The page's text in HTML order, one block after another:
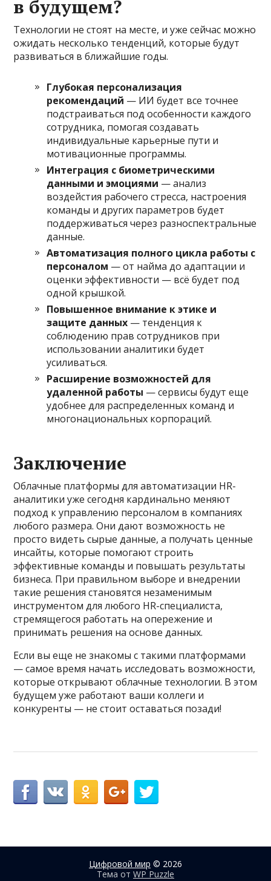
в будущем?
Технологии не стоят на месте, и уже сейчас можно
ожидать несколько тенденций, которые будут
развиваться в ближайшие годы.
Глубокая персонализация
рекомендаций — ИИ будет все точнее
подстраиваться под особенности каждого
сотрудника, помогая создавать
индивидуальные карьерные пути и
мотивационные программы.
Интеграция с биометрическими
данными и эмоциями — анализ
воздейстия рабочего стресса, настроения
команды и других параметров будет
поддерживаться через разноспектральные
данные.
Автоматизация полного цикла работы с
персоналом — от найма до адаптации и
оценки эффективности — всё будет под
одной крышкой.
Повышенное внимание к этике и
защите данных — тенденция к
соблюдению прав сотрудников при
использовании аналитики будет
усиливаться.
Расширение возможностей для
удаленной работы — сервисы будут еще
удобнее для распределенных команд и
многонациональных корпораций.
Заключение
Облачные платформы для автоматизации HR-
аналитики уже сегодня кардинально меняют
подход к управлению персоналом в компаниях
любого размера. Они дают возможность не
просто видеть сырые данные, а получать ценные
инсайты, которые помогают строить
эффективные команды и повышать результаты
бизнеса. При правильном выборе и внедрении
такие решения становятся незаменимым
инструментом для любого HR-специалиста,
стремящегося работать на опережение и
принимать решения на основе данных.
Если вы еще не знакомы с такими платформами
— самое время начать исследовать возможности,
которые открывают облачные технологии. В этом
будущем уже работают ваши коллеги и
конкуренты — не стоит оставаться позади!
Цифровой мир © 2026
Тема от WP Puzzle